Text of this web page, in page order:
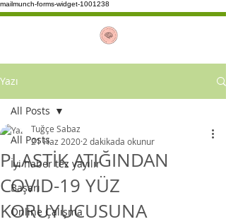
mailmunch-forms-widget-1001238
Yazı
All Posts
İyi haber tez yayılır
Başarı
Online Çalışma
All Posts
PLASTİK ATIĞINDAN
COVID-19 YÜZ
KORUYUCUSUNA
Tuğçe Sabaz
21 Haz 2020 2 dakikada okunur